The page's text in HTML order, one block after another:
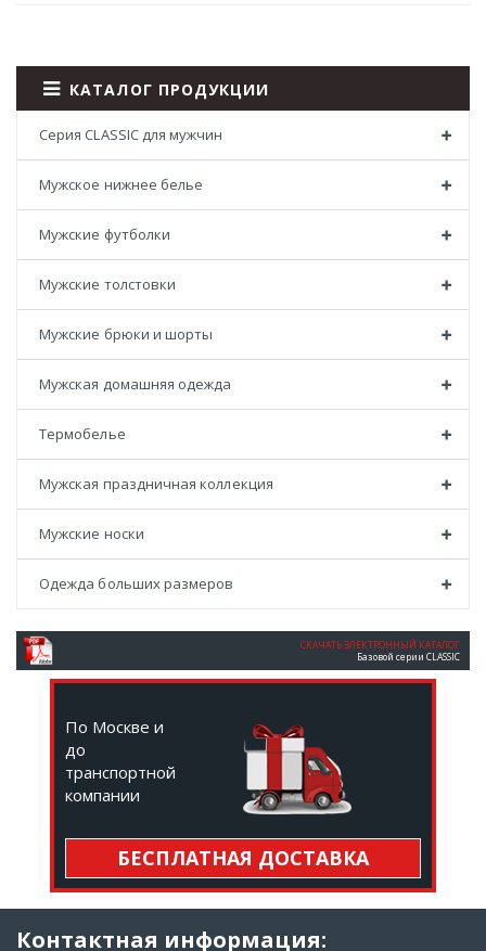
КАТАЛОГ ПРОДУКЦИИ
Серия CLASSIC для мужчин
Мужское нижнее белье
Мужские футболки
Мужские толстовки
Мужские брюки и шорты
Мужская домашняя одежда
Термобелье
Мужская праздничная коллекция
Мужские носки
Одежда больших размеров
СКАЧАТЬ ЭЛЕКТРОННЫЙ КАТАЛОГ
Базовой серии CLASSIC
По Москве и
до
транспортной
компании
БЕСПЛАТНАЯ ДОСТАВКА
Контактная информация: